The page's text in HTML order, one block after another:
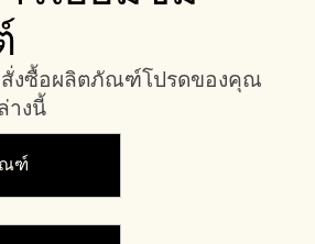
สั่งซื้อผลิตภัณฑ์โปรดของคุณ
างนี้
ฑ์